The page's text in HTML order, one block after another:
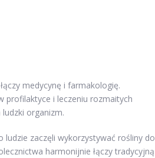
medycynę i farmakologię.
profilaktyce i leczeniu rozmaitych
organizm.
zaczęli wykorzystywać rośliny do
harmonijnie łączy tradycyjną